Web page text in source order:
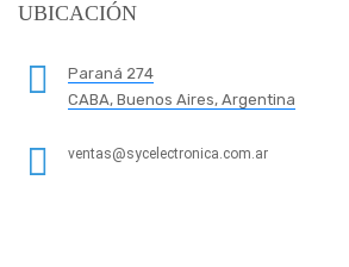
UBICACIÓN
Paraná 274
CABA, Buenos Aires, Argentina
ventas@sycelectronica.com.ar